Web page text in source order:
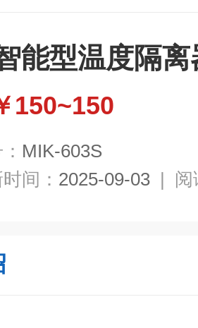
能型温度隔离
150~150
MIK-603S
间： 2025-09-03 | 阅